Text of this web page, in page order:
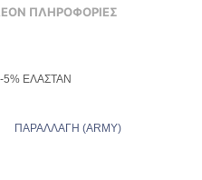
ΠΛΗΡΟΦΟΡΊΕΣ
5% ΕΛΑΣΤΑΝ
ΠΑΡΑΛΛΑΓΗ (ARMY)